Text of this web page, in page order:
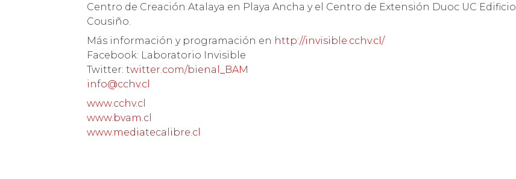
Centro de Creación Atalaya en Playa Ancha y el Centro de Extensión Duoc UC Edificio
Cousiño.
Más información y programación en http://invisible.cchv.cl/
Facebook: Laboratorio Invisible
Twitter:twitter.com/bienal_BAM
info@cchv.cl
www.cchv.cl
www.bvam.cl
www.mediatecalibre.cl